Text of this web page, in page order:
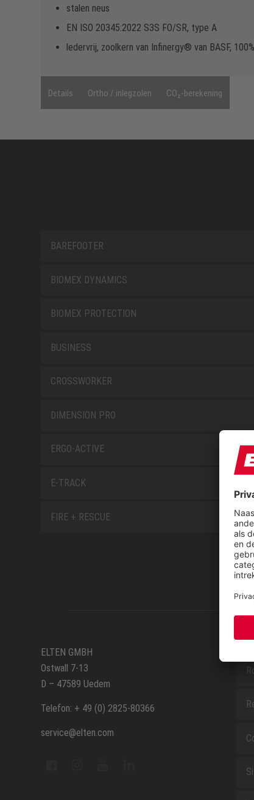
stalen neus
EN ISO 20345:2022 S3S FO/SR, type A
ledervrij, zoolkern van Infinergy® van BASF,
Details Ortho / inlegzolen CO₂-berekening
BAREFOOTER
BIOMEX DYNAMICS
BIOMEX PROTECTION
BUSINESS
CROSSWORKER
DIMENSION PRO
ERGO-ACTIVE
E-TRACK
FIRE + RESCUE
ELTEN GMBH
Ostwall 7-13
D – 47589 Uedem
Telefon: + 49 (0) 2825-80366
service@elten.com